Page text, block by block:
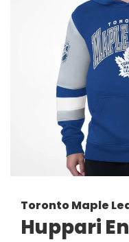
Toronto Maple
Huppari